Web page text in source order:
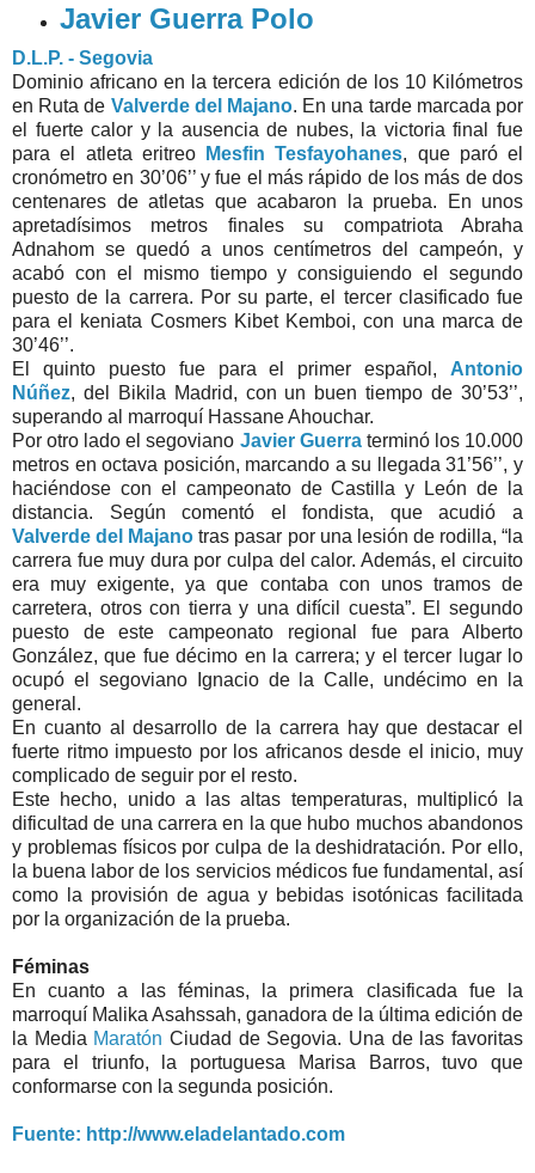
Javier Guerra Polo
D.L.P. - Segovia
Dominio africano en la tercera edición de los 10 Kilómetros
en Ruta de Valverde del Majano. En una tarde marcada por
el fuerte calor y la ausencia de nubes, la victoria final fue
para el atleta eritreo
Mesfin Tesfayohanes, que paró el
cronómetro en 30’06’’ y fue el más rápido de los más de dos
centenares de atletas que acabaron la prueba. En unos
apretadísimos metros finales su compatriota Abraha
Adnahom se quedó a unos centímetros del campeón, y
acabó con el mismo tiempo y consiguiendo el segundo
puesto de la carrera. Por su parte, el tercer clasificado fue
para el keniata Cosmers Kibet Kemboi, con una marca de
30’46’’.
El quinto puesto fue para el primer español, Antonio
Núñez, del Bikila Madrid, con un buen tiempo de 30’53’’,
superando al marroquí Hassane Ahouchar.
Por otro lado el segoviano Javier Guerra terminó los 10.000
metros en octava posición, marcando a su llegada 31’56’’, y
haciéndose con el campeonato de Castilla y León de la
distancia. Según comentó el fondista, que acudió a
Valverde del Majano tras pasar por una lesión de rodilla, “la
carrera fue muy dura por culpa del calor. Además, el circuito
era muy exigente, ya que contaba con unos tramos de
carretera, otros con tierra y una difícil cuesta”. El segundo
puesto de este campeonato regional fue para Alberto
González, que fue décimo en la carrera; y el tercer lugar lo
ocupó el segoviano Ignacio de la Calle, undécimo en la
general.
En cuanto al desarrollo de la carrera hay que destacar el
fuerte ritmo impuesto por los africanos desde el inicio, muy
complicado de seguir por el resto.
Este hecho, unido a las altas temperaturas, multiplicó la
dificultad de una carrera en la que hubo muchos abandonos
y problemas físicos por culpa de la deshidratación. Por ello,
la buena labor de los servicios médicos fue fundamental, así
como la provisión de agua y bebidas isotónicas facilitada
por la organización de la prueba.
Féminas
En cuanto a las féminas, la primera clasificada fue la
marroquí Malika Asahssah, ganadora de la última edición de
la Media Maratón Ciudad de Segovia. Una de las favoritas
para el triunfo, la portuguesa Marisa Barros, tuvo que
conformarse con la segunda posición.
Fuente: http://www.eladelantado.com